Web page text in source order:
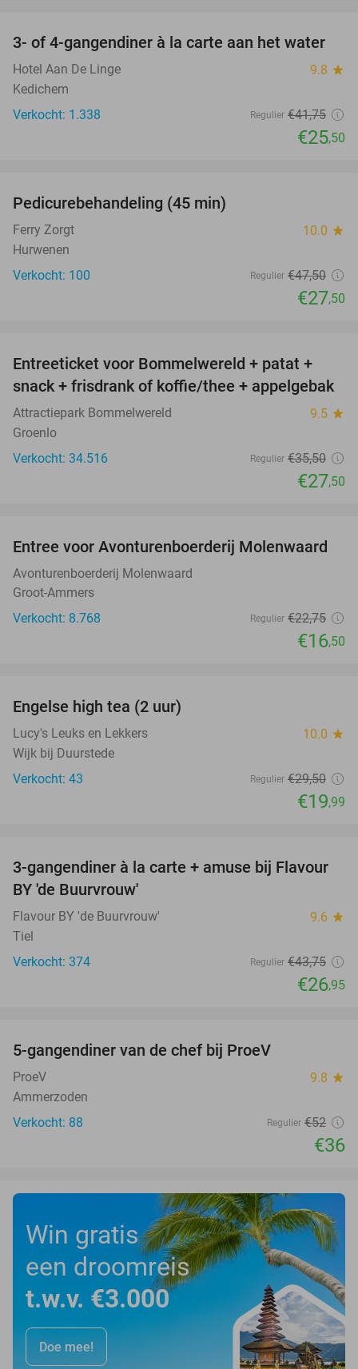
39%
3- of 4-gangendiner à la carte aan het water
Hotel Aan De Linge 9.8 star
Kedichem
Verkocht: 1.338
Regulier €41,75
€25,50
OUT
Pedicurebehandeling (45 min)
Ferry Zorgt 10.0 star
Hurwenen
Verkocht: 100
Regulier €47,50
€27,50
23%
Entreeticket voor Bommelwereld + patat +
snack + frisdrank of koffie/thee + appelgebak
Attractiepark Bommelwereld 9.5 star
Groenlo
Verkocht: 34.516
Regulier €35,50
€27,50
27%
Entree voor Avonturenboerderij Molenwaard
Avonturenboerderij Molenwaard
Groot-Ammers
Verkocht: 8.768
Regulier €22,75
€16,50
Engelse high tea (2 uur)
Lucy's Leuks en Lekkers 10.0 star
Wijk bij Duurstede
Verkocht: 43
Regulier €29,50
€19,99
38%
3-gangendiner à la carte + amuse bij Flavour
BY 'de Buurvrouw'
Flavour BY 'de Buurvrouw' 9.6 star
Tiel
Verkocht: 374
Regulier €43,75
€26,95
5-gangendiner van de chef bij ProeV
ProeV 9.8 star
Ammerzoden
Verkocht: 88
Regulier €52
€36
Win gratis
een droomreis
t.w.v. €3.000
Doe mee!